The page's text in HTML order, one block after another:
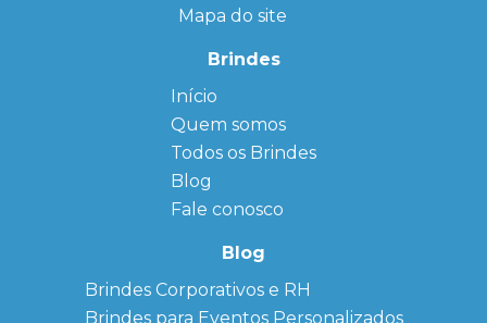
Mapa do site
Brindes
Início
Quem somos
← Back
FAQ
Sitemap
Todos os Brindes
← Back
Agendas
Personalizadas
Personalizado
personalizados
Brindes
Corporativos
Blog
Fale conosco
Blog
Brindes Corporativos e RH
Brindes para Eventos Personalizados